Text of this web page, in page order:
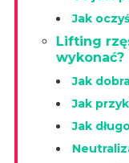
Jak
Lifting
wykonać?
Jak
Jak
Jak